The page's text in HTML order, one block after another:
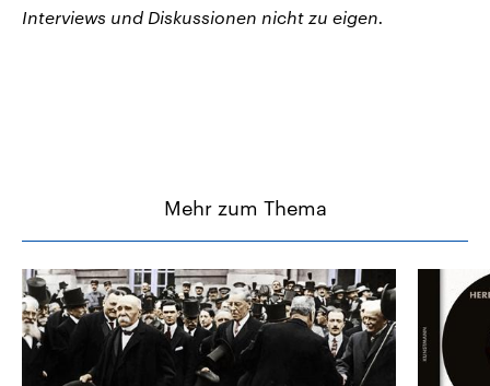
Interviews und Diskussionen nicht zu eigen.
Mehr zum Thema